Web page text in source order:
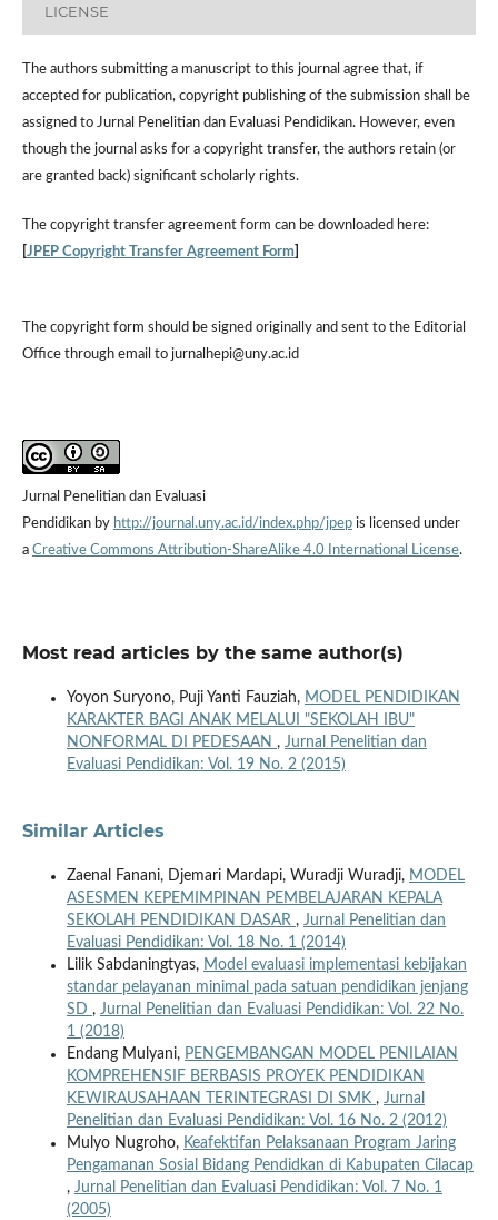
LICENSE
The authors submitting a manuscript to this journal agree that, if
accepted for publication, copyright publishing of the submission shall be
assigned to Jurnal Penelitian dan Evaluasi Pendidikan. However, even
though the journal asks for a copyright transfer, the authors retain (or
are granted back) significant scholarly rights.
Thecopyright transfer agreement form can be downloaded here:
JPEP Copyright Transfer Agreement Form]
The copyright form should be signed originally and sent to the Editorial
Office through email to jurnalhepi@uny.ac.id
Jurnal Penelitian dan Evaluasi
Pendidikan by http://journal.uny.ac.id/index.php/jpepis licensed under
a Creative Commons Attribution-ShareAlike 4.0 International License.
Most read articles by the same author(s)
Yoyon Suryono, Puji Yanti Fauziah, MODEL PENDIDIKAN
KARAKTER BAGI ANAK MELALUI "SEKOLAH IBU"
NONFORMAL DI PEDESAAN , Jurnal Penelitian dan
Evaluasi Pendidikan: Vol. 19 No. 2 (2015)
Similar Articles
Zaenal Fanani, Djemari Mardapi, Wuradji Wuradji, MODEL
ASESMEN KEPEMIMPINAN PEMBELAJARAN KEPALA
SEKOLAH PENDIDIKAN DASAR , Jurnal Penelitian dan
Evaluasi Pendidikan: Vol. 18 No. 1 (2014)
Lilik Sabdaningtyas, Model evaluasi implementasi kebijakan
standar pelayanan minimal pada satuan pendidikan jenjang
SD , Jurnal Penelitian dan Evaluasi Pendidikan: Vol. 22 No.
1 (2018)
Endang Mulyani, PENGEMBANGAN MODEL PENILAIAN
KOMPREHENSIF BERBASIS PROYEK PENDIDIKAN
KEWIRAUSAHAAN TERINTEGRASI DI SMK , Jurnal
Penelitian dan Evaluasi Pendidikan: Vol. 16 No. 2 (2012)
Mulyo Nugroho, Keafektifan Pelaksanaan Program Jaring
Pengamanan Sosial Bidang Pendidkan di Kabupaten Cilacap
, Jurnal Penelitian dan Evaluasi Pendidikan: Vol. 7 No. 1
(2005)